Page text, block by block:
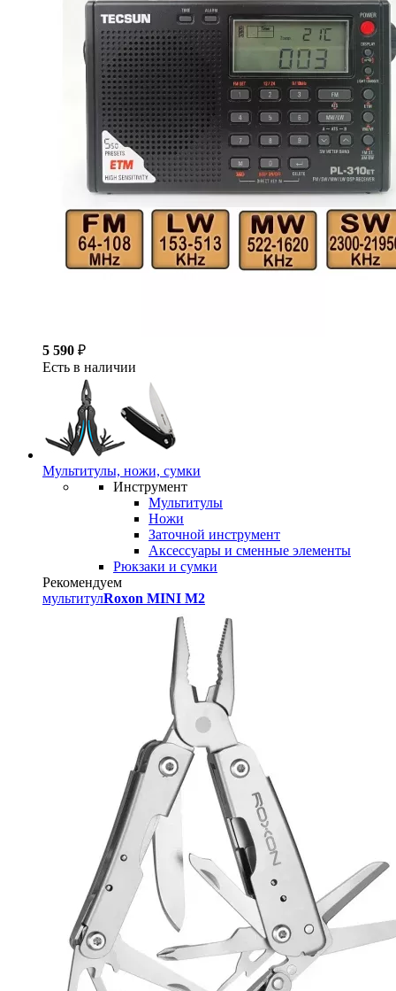
5 590 ₽
Есть в наличии
Мультитулы, ножи, сумки
Инструмент
Мультитулы
Ножи
Заточной инструмент
Аксессуары и сменные элементы
Рюкзаки и сумки
Рекомендуем
мультитулRoxon MINI M2